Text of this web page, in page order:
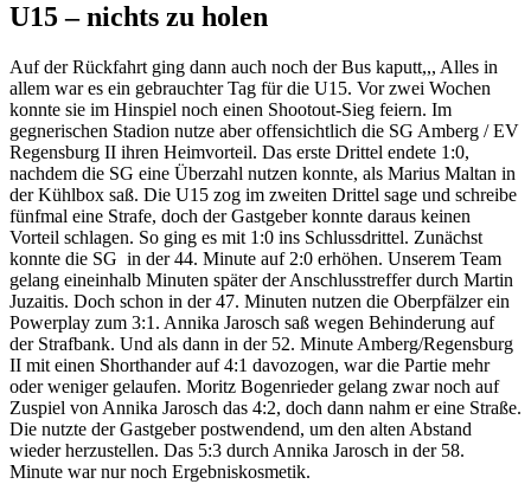
U15 – nichts zu holen
Auf der Rückfahrt ging dann auch noch der Bus kaputt,,, Alles in
allem war es ein gebrauchter Tag für die U15. Vor zwei Wochen
konnte sie im Hinspiel noch einen Shootout-Sieg feiern. Im
gegnerischen Stadion nutze aber offensichtlich die SG Amberg / EV
Regensburg II ihren Heimvorteil. Das erste Drittel endete 1:0,
nachdem die SG eine Überzahl nutzen konnte, als Marius Maltan in
der Kühlbox saß. Die U15 zog im zweiten Drittel sage und schreibe
fünfmal eine Strafe, doch der Gastgeber konnte daraus keinen
Vorteil schlagen. So ging es mit 1:0 ins Schlussdrittel. Zunächst
konnte die SG in der 44. Minute auf 2:0 erhöhen. Unserem Team
gelang eineinhalb Minuten später der Anschlusstreffer durch Martin
Juzaitis. Doch schon in der 47. Minuten nutzen die Oberpfälzer ein
Powerplay zum 3:1. Annika Jarosch saß wegen Behinderung auf
der Strafbank. Und als dann in der 52. Minute Amberg/Regensburg
II mit einen Shorthander auf 4:1 davozogen, war die Partie mehr
oder weniger gelaufen. Moritz Bogenrieder gelang zwar noch auf
Zuspiel von Annika Jarosch das 4:2, doch dann nahm er eine Straße.
Die nutzte der Gastgeber postwendend, um den alten Abstand
wieder herzustellen. Das 5:3 durch Annika Jarosch in der 58.
Minute war nur noch Ergebniskosmetik.